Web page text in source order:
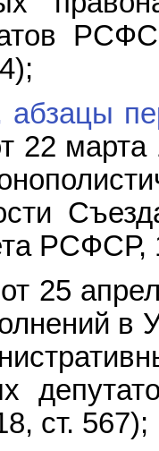
абзацы
марта
РСФСР,
25
в
ст. 567);